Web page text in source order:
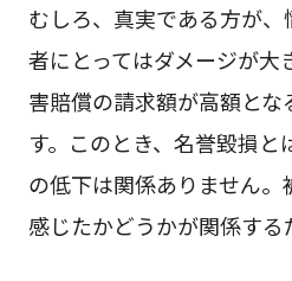
むしろ、真実である方が
者にとってはダメージが大
害賠償の請求額が高額とな
す。このとき、名誉毀損
の低下は関係ありません
感じたかどうかが関係する